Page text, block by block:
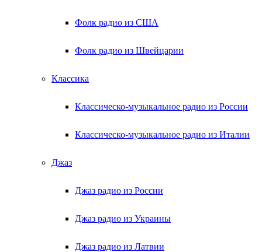
Фолк радио из США
Фолк радио из Швейцарии
Классика
Классическо-музыкальное радио из России
Классическо-музыкальное радио из Италии
Джаз
Джаз радио из России
Джаз радио из Украины
Джаз радио из Латвии